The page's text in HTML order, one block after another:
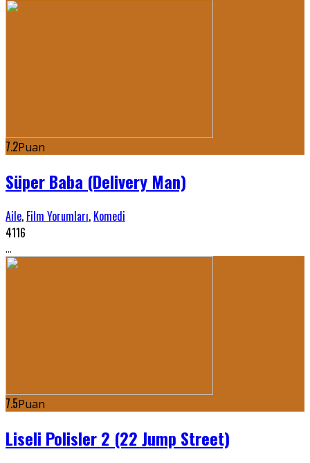
7.2Puan
Süper Baba (Delivery Man)
Aile, Film Yorumları, Komedi
4116
...
7.5Puan
Liseli Polisler 2 (22 Jump Street)